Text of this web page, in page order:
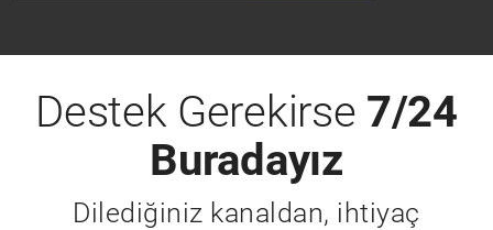
Destek Gerekirse 7/24
Buradayız
Dilediğiniz kanaldan, ihtiyaç